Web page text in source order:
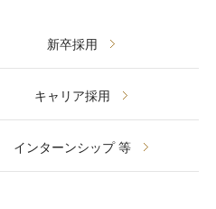
新卒採用
キャリア採用
インターンシップ 等